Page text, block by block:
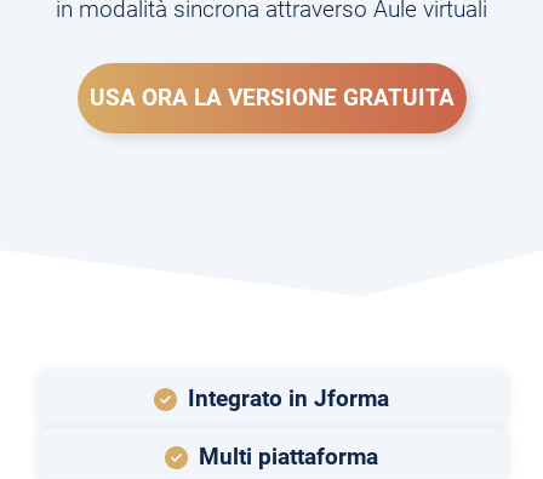
in modalità sincrona attraverso Aule virtuali
USA ORA LA VERSIONE GRATUITA
Integrato in Jforma
Multi piattaforma